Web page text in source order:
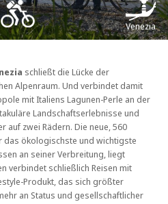
Venezia
schließt die Lücke der
Alpenraum. Und verbindet damit
mit Italiens Lagunen-Perle an der
Landschaftserlebnisse und
auf zwei Rädern. Die neue, 560
das ökologischste und wichtigste
an seiner Verbreitung, liegt
verbindet schließlich Reisen mit
Produkt, das sich größter
an Status und gesellschaftlicher